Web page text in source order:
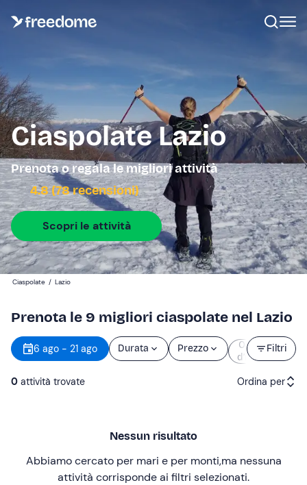
Ciaspolate Lazio
Prenota o regala le migliori attività
4.8 (78 recensioni)
Scopri le attività
Ciaspolate / Lazio
Prenota le 9 migliori ciaspolate nel Lazio
Filtri
6 ago - 21 ago Durata Prezzo
Orario
d’inizio
0 attività trovate Ordina per
Prezzo (decrescente)
Nessun risultato
Abbiamo cercato per mari e per monti,ma nessuna
attività corrisponde ai filtri selezionati.